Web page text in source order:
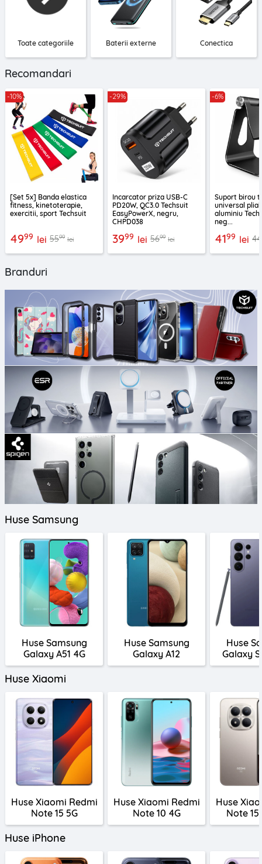
Toate categoriile Baterii externe Conectica
Recomandari
[Set 5x] Banda elastica
fitness, kinetoterapie,
exercitii, sport Techsuit
4999 lei 5599 lei
-10%
Incarcator priza USB-C
PD20W, QC3.0 Techsuit
EasyPowerX, negru,
CHPD038
3999 lei 5699 lei
-29%
Suport birou
universal
aluminiu
neg...
4199 lei 44
-6%
Branduri
Huse Samsung
Huse Samsung
Galaxy A51 4G
Huse Samsung
Galaxy A12
Huse
Galaxy
Huse Xiaomi
Huse Xiaomi Redmi
Note 15 5G
Huse Xiaomi Redmi
Note 10 4G
Huse
Note
Huse iPhone